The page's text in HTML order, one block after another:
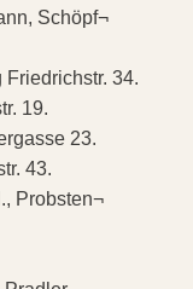
Schöpf¬
34.
19.
23.
43.
Probsten¬